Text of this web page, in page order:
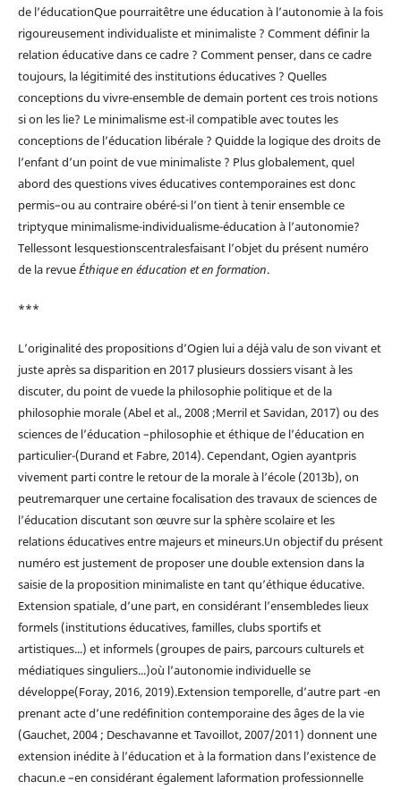
de l’éducationQue pourraitêtre une éducation à l’autonomie à la fois
rigoureusement individualiste et minimaliste ? Comment définir la
relation éducative dans ce cadre ? Comment penser, dans ce cadre
toujours, la légitimité des institutions éducatives ? Quelles
conceptions du vivre-ensemble de demain portent ces trois notions
si on les lie? Le minimalisme est-il compatible avec toutes les
conceptions de l’éducation libérale ? Quidde la logique des droits de
l’enfant d’un point de vue minimaliste ? Plus globalement, quel
abord des questions vives éducatives contemporaines est donc
permis–ou au contraire obéré-si l’on tient à tenir ensemble ce
triptyque minimalisme-individualisme-éducation à l’autonomie?
Tellessont lesquestionscentralesfaisant l’objet du présent numéro
de la revueÉthique en éducation et en formation.
***
L’originalité des propositions d’Ogien lui a déjà valu de son vivant et
juste après sa disparition en 2017 plusieurs dossiers visant à les
discuter, du point de vuede la philosophie politique et de la
philosophie morale (Abel et al., 2008 ;Merril et Savidan, 2017) ou des
sciences de l’éducation –philosophie et éthique de l’éducation en
particulier-(Durand et Fabre, 2014). Cependant, Ogien ayantpris
vivement parti contre le retour de la morale à l’école (2013b), on
peutremarquer une certaine focalisation des travaux de sciences de
l’éducation discutant son œuvre sur la sphère scolaire et les
relations éducatives entre majeurs et mineurs.Un objectif du présent
numéro est justement de proposer une double extension dans la
saisie de la proposition minimaliste en tant qu’éthique éducative.
Extension spatiale, d’une part, en considérant l’ensembledes lieux
formels (institutions éducatives, familles, clubs sportifs et
artistiques...) et informels (groupes de pairs, parcours culturels et
médiatiques singuliers...)où l’autonomie individuelle se
développe(Foray, 2016, 2019).Extension temporelle, d’autre part -en
prenant acte d’une redéfinition contemporaine des âges de la vie
(Gauchet, 2004 ; Deschavanne et Tavoillot, 2007/2011) donnent une
extension inédite à l’éducation et à la formation dans l’existence de
chacun.e –en considérant également laformation professionnelle